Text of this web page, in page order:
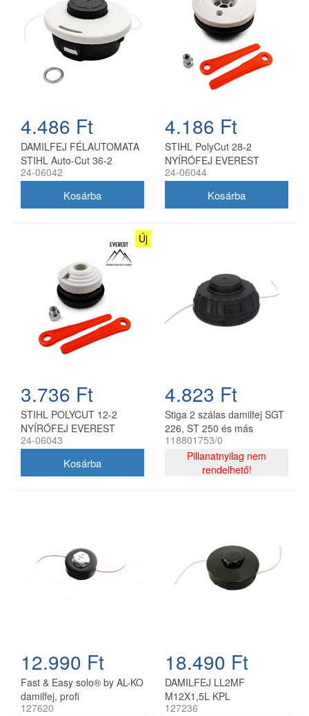
4.486 Ft
DAMILFEJ FÉLAUTOMATA
STIHL Auto-Cut 36-2
10x1.0Z EVEREST
24-06042
4.186 Ft
STIHL PolyCut 28-2
NYÍRÓFEJ EVEREST
24-06044
Új
3.736 Ft
STIHL POLYCUT 12-2
NYÍRÓFEJ EVEREST
24-06043
4.823 Ft
Stiga 2 szálas damilfej SGT
226, ST 250 és más
modellekhez 118801753/0
118801753/0
Pillanatnyilag nem
rendelhető!
12.990 Ft
Fast & Easy solo® by AL-KO
damilfej, profi
127620
18.490 Ft
DAMILFEJ LL2MF
M12X1,5L KPL
127236